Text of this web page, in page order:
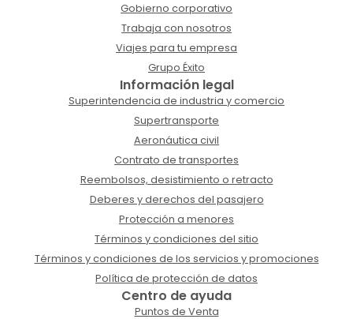
Gobierno corporativo
Trabaja con nosotros
Viajes para tu empresa
Grupo Éxito
Información legal
Superintendencia de industria y comercio
Supertransporte
Aeronáutica civil
Contrato de transportes
Reembolsos, desistimiento o retracto
Deberes y derechos del pasajero
Protección a menores
Términos y condiciones del sitio
Términos y condiciones de los servicios y promociones
Política de protección de datos
Centro de ayuda
Puntos de Venta